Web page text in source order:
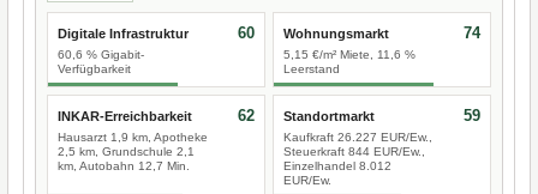
Digitale Infrastruktur
60,6 % Gigabit-
Verfügbarkeit
60 Wohnungsmarkt
5,15 €/m² Miete, 11,6 %
Leerstand
74
INKAR-Erreichbarkeit
Hausarzt 1,9 km, Apotheke
2,5 km, Grundschule 2,1
km, Autobahn 12,7 Min.
62 Standortmarkt
Kaufkraft 26.227 EUR/Ew.,
Steuerkraft 844 EUR/Ew.,
Einzelhandel 8.012
EUR/Ew.
59